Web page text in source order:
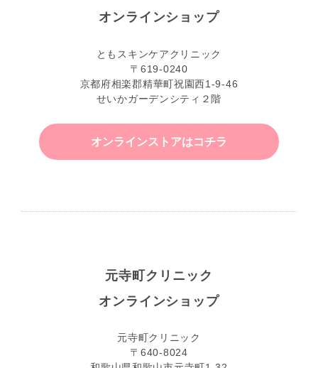
オンラインショップ
ともスキンケアクリニック
〒619-0240
京都府相楽郡精華町祝園西1-9-46
せいかガーデンシティ２階
オンラインストアはコチラ
元寺町クリニック
オンラインショップ
元寺町クリニック
〒640-8024